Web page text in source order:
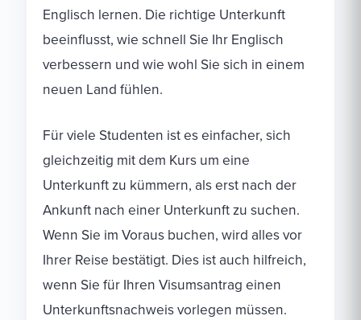
Englisch lernen. Die richtige Unterkunft
beeinflusst, wie schnell Sie Ihr Englisch
verbessern und wie wohl Sie sich in einem
neuen Land fühlen.
Für viele Studenten ist es einfacher, sich
gleichzeitig mit dem Kurs um eine
Unterkunft zu kümmern, als erst nach der
Ankunft nach einer Unterkunft zu suchen.
Wenn Sie im Voraus buchen, wird alles vor
Ihrer Reise bestätigt. Dies ist auch hilfreich,
wenn Sie für Ihren Visumsantrag einen
Unterkunftsnachweis vorlegen müssen.